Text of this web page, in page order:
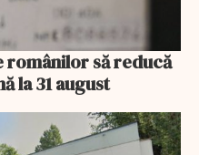
românilor să reducă
la 31 august